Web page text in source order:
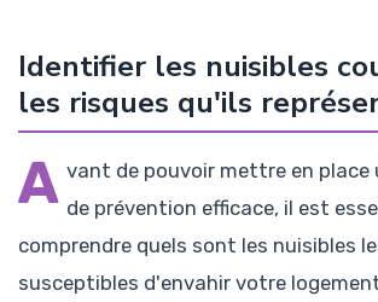
Identifier les nuisibles
les risques qu'ils
A vant de pouvoir mettre en place
de prévention efficace, il est
comprendre quels sont les nuisibles
susceptibles d'envahir votre